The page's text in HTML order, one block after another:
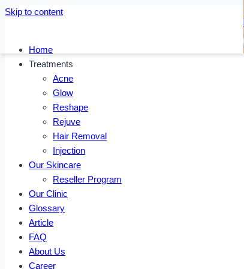
Skip to content
Home
Treatments
Acne
Glow
Reshape
Rejuve
Hair Removal
Injection
Our Skincare
Reseller Program
Our Clinic
Glossary
Article
FAQ
About Us
Career